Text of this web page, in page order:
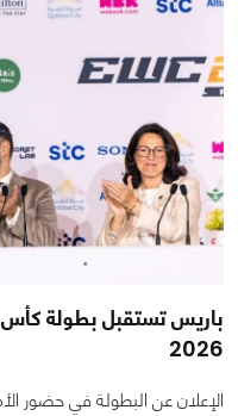
باريس تستقبل بطولة كأس
2026
الإعلان عن البطولة في حضور